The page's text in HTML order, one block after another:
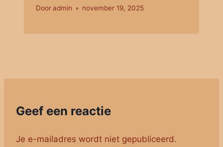
Dooradmin november 19, 2025
Geef een reactie
Je e-mailadres wordt niet gepubliceerd.